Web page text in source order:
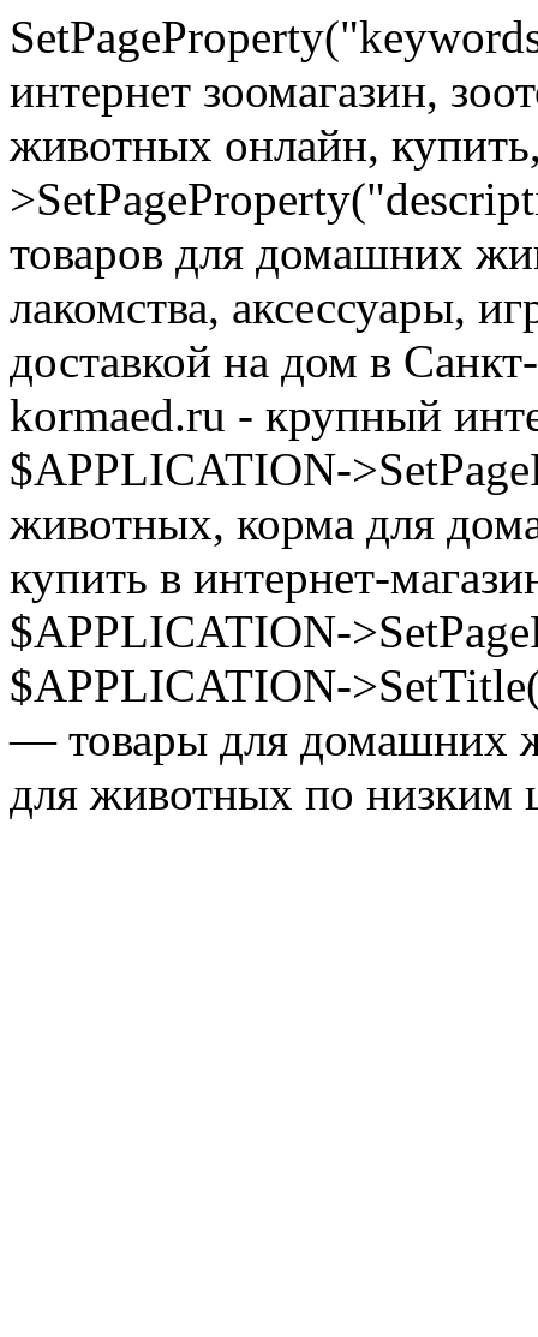
интернет зоомагазин,
животных онлайн,
товаров для домашних
лакомства, аксессуары,
доставкой на дом в
kormaed.ru - крупный
$APPLICATION-
животных, корма для
купить в интернет-
$APPLICATION-
$APPLICATION-
— товары для домашних
для животных по низким